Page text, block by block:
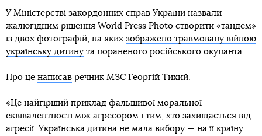
У Міністерстві закордонних справ України назвали
жалюгідним рішення World Press Photo створити «тандем»
із двох фотографій, на яких зображено травмовану війною
українську дитину та пораненого російського окупанта.
Про це написав речник МЗС Георгій Тихий.
«Це найгірший приклад фальшивої моральної
еквівалентності між агресором і тим, хто захищається від
агресії. Українська дитина не мала вибору — на її країну